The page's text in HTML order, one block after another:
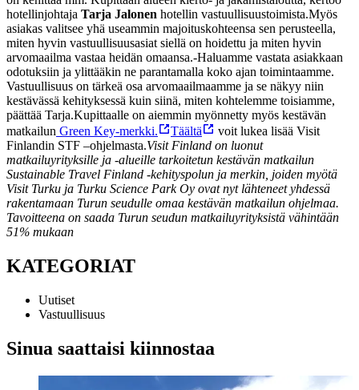
hotellinjohtaja Tarja Jalonen hotellin vastuullisuustoimista.Myös
asiakas valitsee yhä useammin majoituskohteensa sen perusteella,
miten hyvin vastuullisuusasiat siellä on hoidettu ja miten hyvin
arvomaailma vastaa heidän omaansa.-Haluamme vastata asiakkaan
odotuksiin ja ylittääkin ne parantamalla koko ajan toimintaamme.
Vastuullisuus on tärkeä osa arvomaailmaamme ja se näkyy niin
kestävässä kehityksessä kuin siinä, miten kohtelemme toisiamme,
päättää Tarja.Kupittaalle on aiemmin myönnetty myös kestävän
matkailun Green Key-merkki. Täältä
voit lukea lisää Visit
Finlandin STF –ohjelmasta.Visit Finland on luonut
matkailuyrityksille ja -alueille tarkoitetun kestävän matkailun
Sustainable Travel Finland -kehityspolun ja merkin, joiden myötä
Visit Turku ja Turku Science Park Oy ovat nyt lähteneet yhdessä
rakentamaan Turun seudulle omaa kestävän matkailun ohjelmaa.
Tavoitteena on saada Turun seudun matkailuyrityksistä vähintään
51% mukaan
KATEGORIAT
Uutiset
Vastuullisuus
Sinua saattaisi kiinnostaa